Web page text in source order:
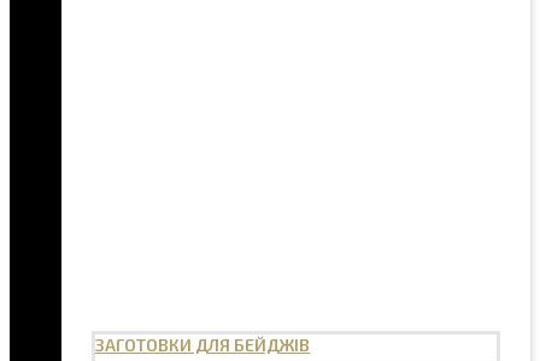
ЗАГОТОВКИ ДЛЯ БЕЙДЖІВ